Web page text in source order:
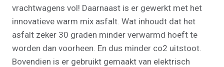
vrachtwagens vol! Daarnaast is er gewerkt met het
innovatieve warm mix asfalt. Wat inhoudt dat het
asfalt zeker 30 graden minder verwarmd hoeft te
worden dan voorheen. En dus minder co2 uitstoot.
Bovendien is er gebruikt gemaakt van elektrisch